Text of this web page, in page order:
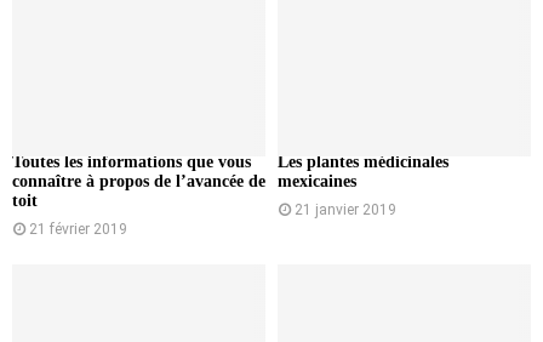
Toutes les informations que vous
connaître à propos de l’avancée de
toit
21 février 2019
Les plantes médicinales
mexicaines
21 janvier 2019